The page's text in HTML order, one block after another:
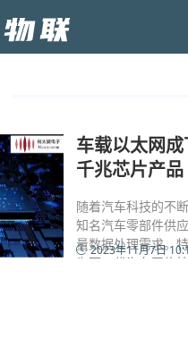
车载以太网
千兆芯片产品
随着汽车科技的不
知名汽车零部件供
量数据处理需求。
为下一代汽车网络
2023年11月7日